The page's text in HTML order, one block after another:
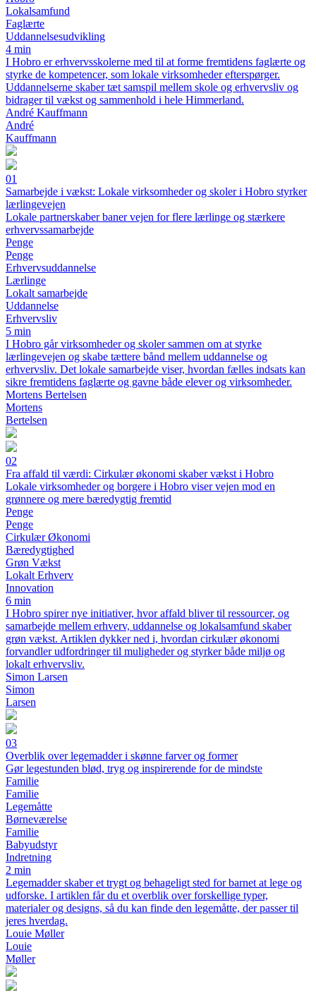
Lokalsamfund
Faglærte
Uddannelsesudvikling
4 min
I Hobro er erhvervsskolerne med til at forme fremtidens faglærte og
styrke de kompetencer, som lokale virksomheder efterspørger.
Uddannelserne skaber tæt samspil mellem skole og erhvervsliv og
bidrager til vækst og sammenhold i hele Himmerland.
André Kauffmann
André
Kauffmann
01
Samarbejde i vækst: Lokale virksomheder og skoler i Hobro styrker
lærlingevejen
Lokale partnerskaber baner vejen for flere lærlinge og stærkere
erhvervssamarbejde
Penge
Penge
Erhvervsuddannelse
Lærlinge
Lokalt samarbejde
Uddannelse
Erhvervsliv
5 min
I Hobro går virksomheder og skoler sammen om at styrke
lærlingevejen og skabe tættere bånd mellem uddannelse og
erhvervsliv. Det lokale samarbejde viser, hvordan fælles indsats kan
sikre fremtidens faglærte og gavne både elever og virksomheder.
Mortens Bertelsen
Mortens
Bertelsen
02
Fra affald til værdi: Cirkulær økonomi skaber vækst i Hobro
Lokale virksomheder og borgere i Hobro viser vejen mod en
grønnere og mere bæredygtig fremtid
Penge
Penge
Cirkulær Økonomi
Bæredygtighed
Grøn Vækst
Lokalt Erhverv
Innovation
6 min
I Hobro spirer nye initiativer, hvor affald bliver til ressourcer, og
samarbejde mellem erhverv, uddannelse og lokalsamfund skaber
grøn vækst. Artiklen dykker ned i, hvordan cirkulær økonomi
forvandler udfordringer til muligheder og styrker både miljø og
lokalt erhvervsliv.
Simon Larsen
Simon
Larsen
03
Overblik over legemadder i skønne farver og former
Gør legestunden blød, tryg og inspirerende for de mindste
Familie
Familie
Legemåtte
Børneværelse
Familie
Babyudstyr
Indretning
2 min
Legemadder skaber et trygt og behageligt sted for barnet at lege og
udforske. I artiklen får du et overblik over forskellige typer,
materialer og designs, så du kan finde den legemåtte, der passer til
jeres hverdag.
Louie Møller
Louie
Møller